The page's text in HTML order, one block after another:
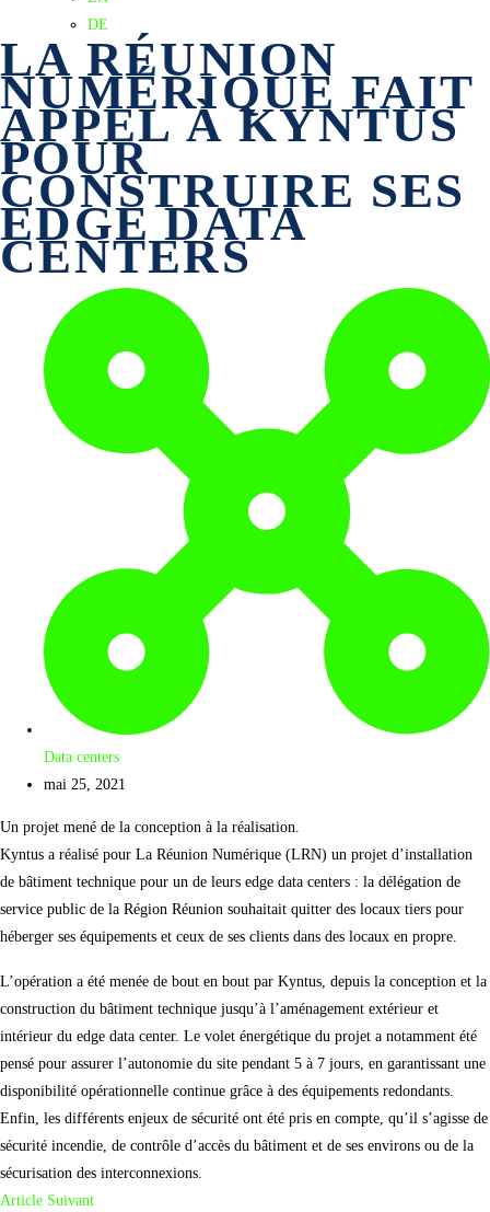
DE
LA RÉUNION
NUMÉRIQUE FAIT
APPEL À KYNTUS
POUR
CONSTRUIRE SES
EDGE DATA
CENTERS
Data centers
mai 25, 2021
Un projet mené de la conception à la réalisation.
Kyntus a réalisé pour La Réunion Numérique (LRN) un projet d’installation
de bâtiment technique pour un de leurs edge data centers : la délégation de
service public de la Région Réunion souhaitait quitter des locaux tiers pour
héberger ses équipements et ceux de ses clients dans des locaux en propre.
L’opération a été menée de bout en bout par Kyntus, depuis la conception et la
construction du bâtiment technique jusqu’à l’aménagement extérieur et
intérieur du edge data center. Le volet énergétique du projet a notamment été
pensé pour assurer l’autonomie du site pendant 5 à 7 jours, en garantissant une
disponibilité opérationnelle continue grâce à des équipements redondants.
Enfin, les différents enjeux de sécurité ont été pris en compte, qu’il s’agisse de
sécurité incendie, de contrôle d’accès du bâtiment et de ses environs ou de la
sécurisation des interconnexions.
Article Suivant